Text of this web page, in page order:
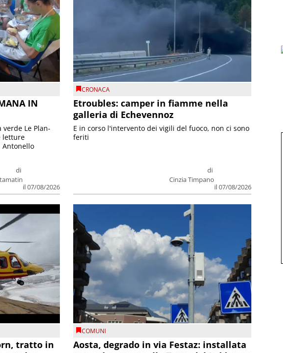
IN
di
il 07/08/2026
verde Le Plan-
letture
Antonello
CRONACA
Etroubles: camper in fiamme nella
galleria di Echevennoz
di
Cinzia Timpano
il 07/08/2026
E in corso l'intervento dei vigili del fuoco, non ci sono
feriti
tratto in
COMUNI
Aosta, degrado in via Festaz: installata